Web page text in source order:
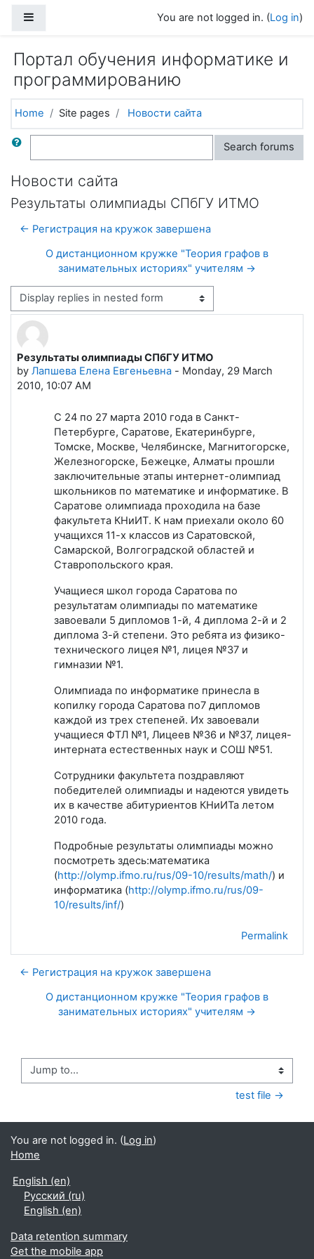
You are not logged in. (Log in)
Портал обучения информатике и
программированию
Home Site pages Новости сайта
Search Search forums
Новости сайта
Результаты олимпиады СПбГУ ИТМО
← Регистрация на кружок завершена
О дистанционном кружке "Теория графов в
занимательных историях" учителям →
Display mode
Результаты олимпиады СПбГУ ИТМО
by Лапшева Елена Евгеньевна - Monday, 29 March
2010, 10:07 AM
Number of replies: 0
С 24 по 27 марта 2010 года в Санкт-
Петербурге, Саратове, Екатеринбурге,
Томске, Москве, Челябинске, Магнитогорске,
Железногорске, Бежецке, Алматы прошли
заключительные этапы интернет-олимпиад
школьников по математике и информатике. В
Саратове олимпиада проходила на базе
факультета КНиИТ. К нам приехали около 60
учащихся 11-х классов из Саратовской,
Самарской, Волгоградской областей и
Ставропольского края.
Учащиеся школ города Саратова по
результатам олимпиады по математике
завоевали 5 дипломов 1-й, 4 диплома 2-й и 2
диплома 3-й степени. Это ребята из физико-
технического лицея №1, лицея №37 и
гимназии №1.
Олимпиада по информатике принесла в
копилку города Саратова по7 дипломов
каждой из трех степеней. Их завоевали
учащиеся ФТЛ №1, Лицеев №36 и №37, лицея-
интерната естественных наук и СОШ №51.
Сотрудники факультета поздравляют
победителей олимпиады и надеются увидеть
их в качестве абитуриентов КНиИТа летом
2010 года.
Подробные результаты олимпиады можно
посмотреть здесь:математика
(http://olymp.ifmo.ru/rus/09-10/results/math/) и
информатика (http://olymp.ifmo.ru/rus/09-
10/results/inf/)
Permalink
← Регистрация на кружок завершена
О дистанционном кружке "Теория графов в
занимательных историях" учителям →
Jump to...
test file →
You are not logged in. (Log in)
Home
English ‎(en)‎
Русский ‎(ru)‎
English ‎(en)‎
Data retention summary
Get the mobile app